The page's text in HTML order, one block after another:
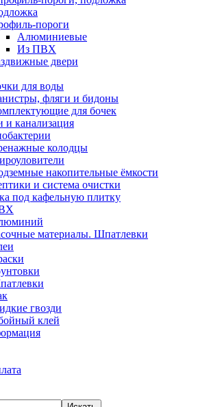
пороги
Алюминиевые
Из ПВХ
двери
для воды
фляги и бидоны
для бочек
и канализация
колодцы
накопительные ёмкости
и система очистки
под кафельную плитку
материалы. Шпатлевки
гвозди
клей